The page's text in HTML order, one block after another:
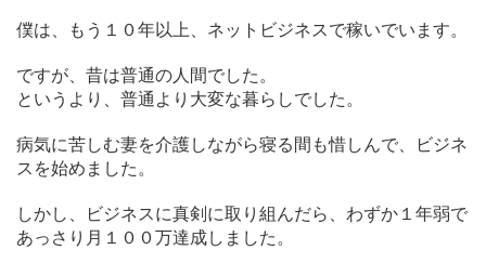
僕は、もう１０年以上、ネットビジネスで稼いでいます。
ですが、昔は普通の人間でした。
というより、普通より大変な暮らしでした。
病気に苦しむ妻を介護しながら寝る間も惜しんで、ビジネ
スを始めました。
しかし、ビジネスに真剣に取り組んだら、わずか１年弱で
あっさり月１００万達成しました。